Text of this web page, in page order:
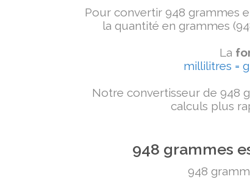
Pour convertir 948 grammes
la quantité en grammes
La
millilitres =
Notre convertisseur de 948
calculs plus
948 grammes
948